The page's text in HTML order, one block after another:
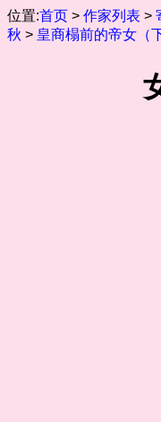
位置:首页 > 作家列表 >
秋 > 皇商榻前的帝女（